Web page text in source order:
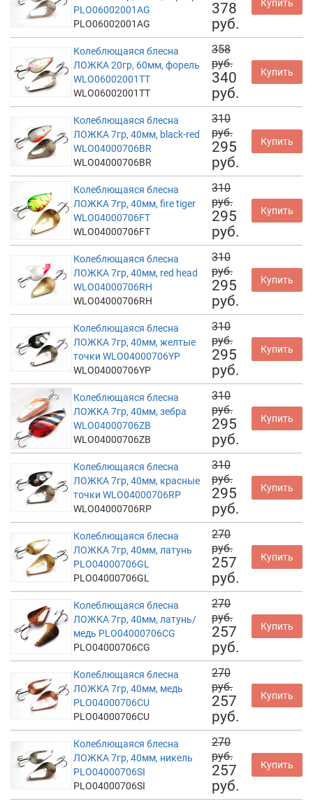
PLO06002001AG
PLO06002001AG
378
руб.
Купить
Колеблющаяся блесна
ЛОЖКА 20гр, 60мм, форель
WLO06002001TT
WLO06002001TT
358
руб.
340
руб.
Купить
Колеблющаяся блесна
ЛОЖКА 7гр, 40мм, black-red
WLO04000706BR
WLO04000706BR
310
руб.
295
руб.
Купить
Колеблющаяся блесна
ЛОЖКА 7гр, 40мм, fire tiger
WLO04000706FT
WLO04000706FT
310
руб.
295
руб.
Купить
Колеблющаяся блесна
ЛОЖКА 7гр, 40мм, red head
WLO04000706RH
WLO04000706RH
310
руб.
295
руб.
Купить
Колеблющаяся блесна
ЛОЖКА 7гр, 40мм, желтые
точки WLO04000706YP
WLO04000706YP
310
руб.
295
руб.
Купить
Колеблющаяся блесна
ЛОЖКА 7гр, 40мм, зебра
WLO04000706ZB
WLO04000706ZB
310
руб.
295
руб.
Купить
Колеблющаяся блесна
ЛОЖКА 7гр, 40мм, красные
точки WLO04000706RP
WLO04000706RP
310
руб.
295
руб.
Купить
Колеблющаяся блесна
ЛОЖКА 7гр, 40мм, латунь
PLO04000706GL
PLO04000706GL
270
руб.
257
руб.
Купить
Колеблющаяся блесна
ЛОЖКА 7гр, 40мм, латунь/
медь PLO04000706CG
PLO04000706CG
270
руб.
257
руб.
Купить
Колеблющаяся блесна
ЛОЖКА 7гр, 40мм, медь
PLO04000706CU
PLO04000706CU
270
руб.
257
руб.
Купить
Колеблющаяся блесна
ЛОЖКА 7гр, 40мм, никель
PLO04000706SI
PLO04000706SI
270
руб.
257
руб.
Купить